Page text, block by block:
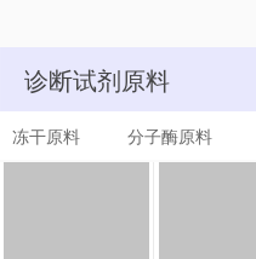
诊断试剂原料
冻干原料 分子酶原料